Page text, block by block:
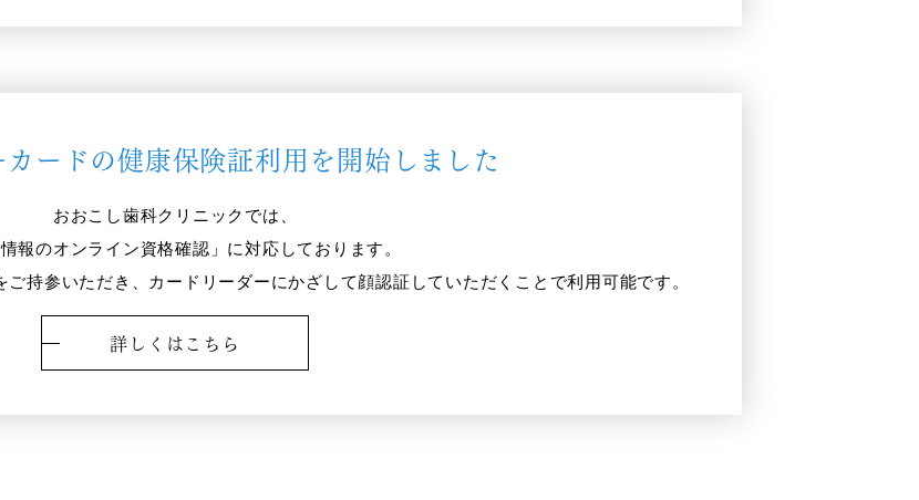
カードの健康保険証利用を開始しました
おおこし歯科クリニックでは、
情報のオンライン資格確認」に対応しております。
持参いただき、カードリーダーにかざして顔認証していただくことで利用可能です。
詳しくはこちら